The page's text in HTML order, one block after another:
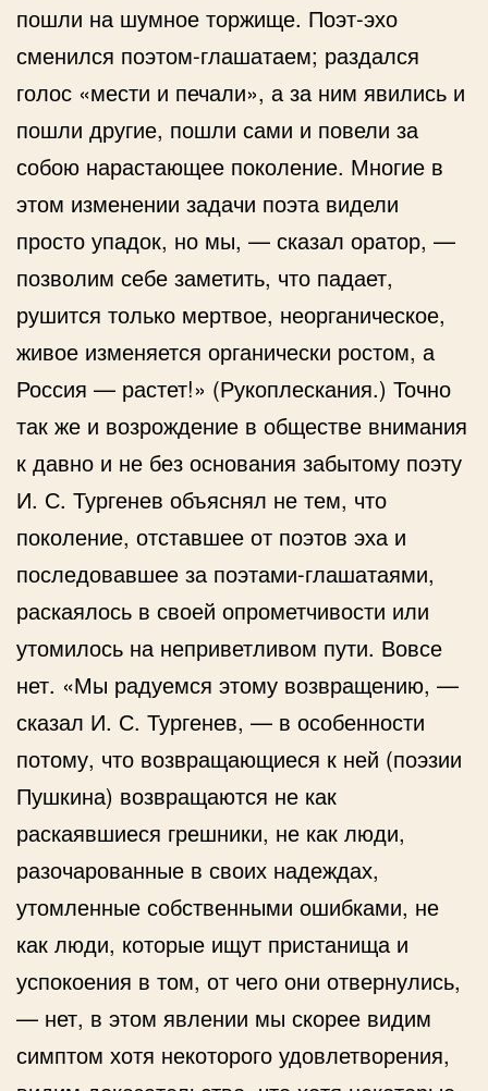
пошли на шумное торжище. Поэт-эхо
сменился поэтом-глашатаем; раздался
голос «мести и печали», а за ним явились и
пошли другие, пошли сами и повели за
собою нарастающее поколение. Многие в
этом изменении задачи поэта видели
просто упадок, но мы, — сказал оратор, —
позволим себе заметить, что падает,
рушится только мертвое, неорганическое,
живое изменяется органически ростом, а
Россия — растет!» (Рукоплескания.) Точно
так же и возрождение в обществе внимания
к давно и не без основания забытому поэту
И. С. Тургенев объяснял не тем, что
поколение, отставшее от поэтов эха и
последовавшее за поэтами-глашатаями,
раскаялось в своей опрометчивости или
утомилось на неприветливом пути. Вовсе
нет. «Мы радуемся этому возвращению, —
сказал И. С. Тургенев, — в особенности
потому, что возвращающиеся к ней (поэзии
Пушкина) возвращаются не как
раскаявшиеся грешники, не как люди,
разочарованные в своих надеждах,
утомленные собственными ошибками, не
как люди, которые ищут пристанища и
успокоения в том, от чего они отвернулись,
— нет, в этом явлении мы скорее видим
симптом хотя некоторого удовлетворения,